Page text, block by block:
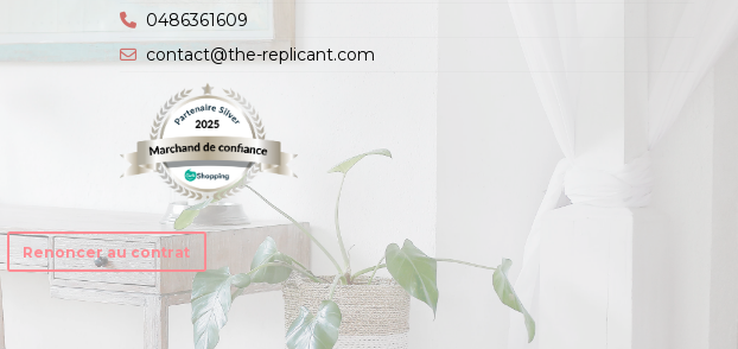
0486361609
contact@the-replicant.com
Renoncer au contrat